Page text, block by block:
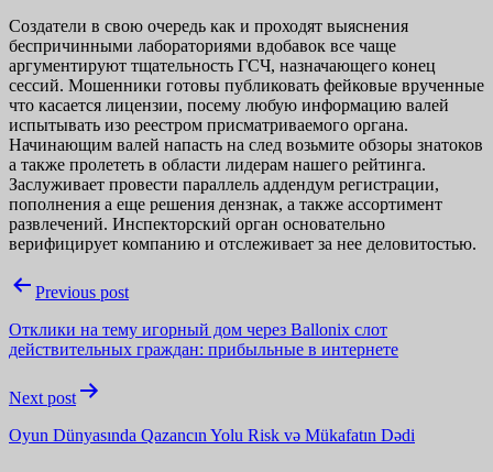
Создатели в свою очередь как и проходят выяснения
беспричинными лабораториями вдобавок все чаще
аргументируют тщательность ГСЧ, назначающего конец
сессий. Мошенники готовы публиковать фейковые врученные
что касается лицензии, посему любую информацию валей
испытывать изо реестром присматриваемого органа.
Начинающим валей напасть на след возьмите обзоры знатоков
а также пролететь в области лидерам нашего рейтинга.
Заслуживает провести параллель аддендум регистрации,
пополнения а еще решения дензнак, а также ассортимент
развлечений. Инспекторский орган основательно
верифицирует компанию и отслеживает за нее деловитостью.
PostPrevious post
Отклики на тему игорный дом через Ballonix слот
действительных граждан: прибыльные в интернете
Next post
Oyun Dünyasında Qazancın Yolu Risk və Mükafatın Dədi